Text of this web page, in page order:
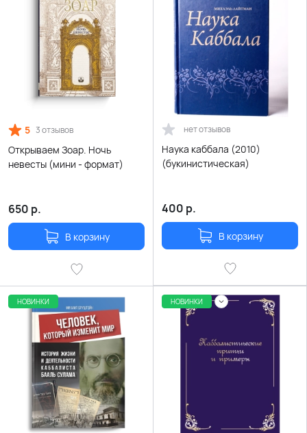
5 3 отзывов
Открываем Зоар. Ночь
невесты (мини - формат)
650 р.
В корзину
нет отзывов
Наука каббала (2010)
(букинистическая)
400 р.
В корзину
НОВИНКИ НОВИНКИ